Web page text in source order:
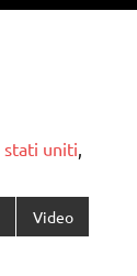
stati uniti,
Video